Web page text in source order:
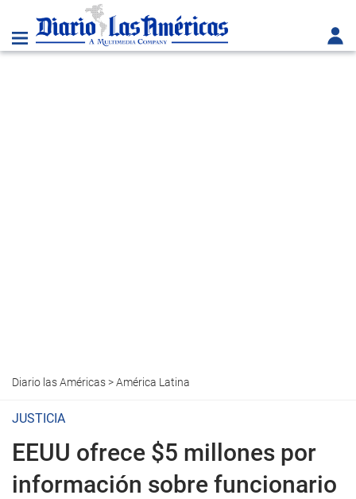
Diario las Américas>América Latina
JUSTICIA
EEUU ofrece $5 millones por
información sobre funcionario